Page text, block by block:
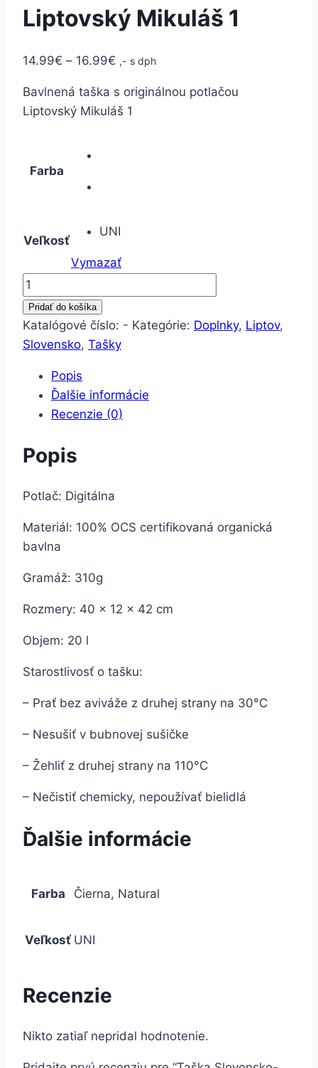
Liptovský Mikuláš 1
14.99€ – 16.99€ ,- s dph
Bavlnená taška s originálnou potlačou
Liptovský Mikuláš 1
Farba
Veľkosť
UNI
Vymazať
množstvo
Taška
Slovensko-
Liptovský
Pridať do košíka
Katalógové číslo: - Kategórie: Doplnky, Liptov,
Slovensko, Tašky
Popis
Ďalšie informácie
Recenzie (0)
Popis
Potlač: Digitálna
Materiál: 100% OCS certifikovaná organická
bavlna
Gramáž: 310g
Rozmery: 40 x 12 x 42 cm
Objem: 20 l
Starostlivosť o tašku:
– Prať bez aviváže z druhej strany na 30°C
– Nesušiť v bubnovej sušičke
– Žehliť z druhej strany na 110°C
– Nečistiť chemicky, nepoužívať bielidlá
Ďalšie informácie
Farba Čierna, Natural
Veľkosť UNI
Recenzie
Nikto zatiaľ nepridal hodnotenie.